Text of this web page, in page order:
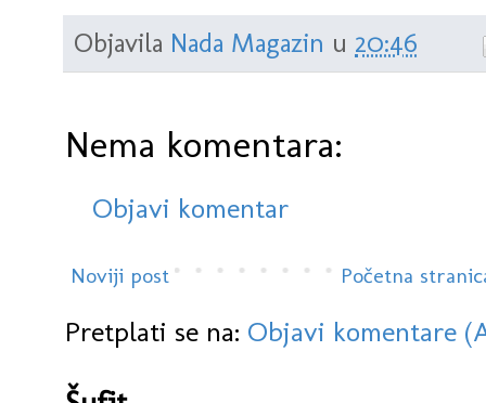
Objavila Nada Magazin u 20:46
Nema komentara:
Objavi komentar
Noviji post Početna
Pretplati se na: Objavi komentare